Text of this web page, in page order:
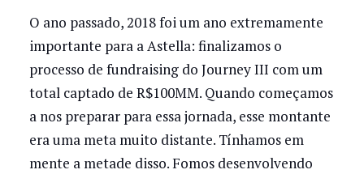
O ano passado, 2018 foi um ano extremamente
importante para a Astella: finalizamos o
processo de fundraising do Journey III com um
total captado de R$100MM. Quando começamos
a nos preparar para essa jornada, esse montante
era uma meta muito distante. Tínhamos em
mente a metade disso. Fomos desenvolvendo